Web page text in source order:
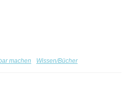
machen Wissen/Bücher